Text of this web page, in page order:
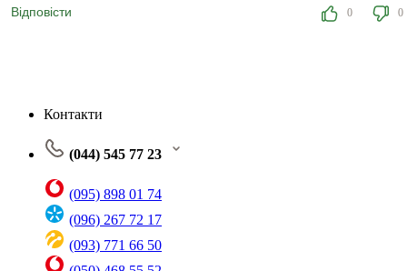
Відповісти 0 0
Контакти
(044) 545 77 23
(095) 898 01 74
(096) 267 72 17
(093) 771 66 50